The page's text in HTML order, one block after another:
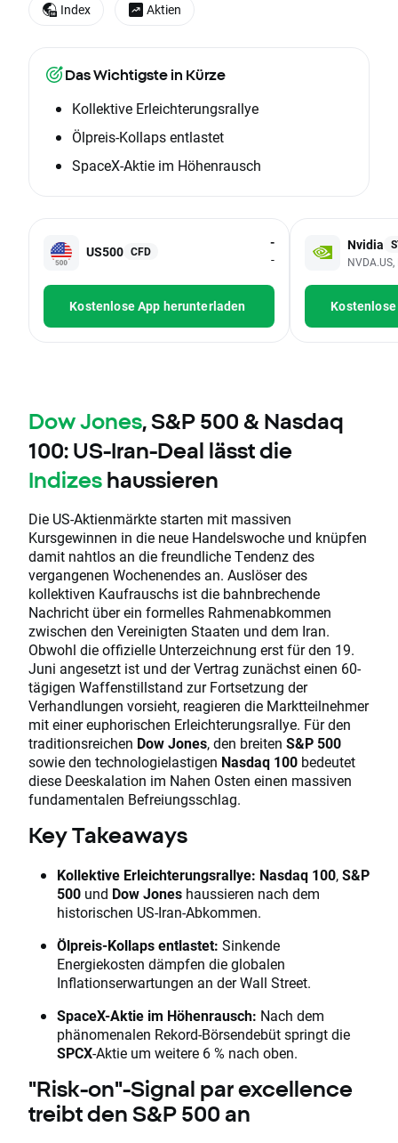
Das Wichtigste in Kürze
Kollektive Erleichterungsrallye
Ölpreis-Kollaps entlastet
SpaceX-Aktie im Höhenrausch
US500 CFD
-
-
Kostenlose App herunterladen
Nvidia
Dow Jones, S&P 500 & Nasdaq
100: US-Iran-Deal lässt die
Indizes haussieren
Die US-Aktienmärkte starten mit massiven
Kursgewinnen in die neue Handelswoche und knüpfen
damit nahtlos an die freundliche Tendenz des
vergangenen Wochenendes an. Auslöser des
kollektiven Kaufrauschs ist die bahnbrechende
Nachricht über ein formelles Rahmenabkommen
zwischen den Vereinigten Staaten und dem Iran.
Obwohl die offizielle Unterzeichnung erst für den 19.
Juni angesetzt ist und der Vertrag zunächst einen 60-
tägigen Waffenstillstand zur Fortsetzung der
Verhandlungen vorsieht, reagieren die Marktteilnehmer
mit einer euphorischen Erleichterungsrallye. Für den
traditionsreichen Dow Jones, den breiten S&P 500
sowie den technologielastigen Nasdaq 100 bedeutet
diese Deeskalation im Nahen Osten einen massiven
fundamentalen Befreiungsschlag.
Key Takeaways
Kollektive Erleichterungsrallye: Nasdaq 100,S&P
500 und Dow Jones haussieren nach dem
historischen US-Iran-Abkommen.
Ölpreis-Kollaps entlastet: Sinkende
Energiekosten dämpfen die globalen
Inflationserwartungen an der Wall Street.
SpaceX-Aktie im Höhenrausch: Nach dem
phänomenalen Rekord-Börsendebüt springt die
SPCX-Aktie um weitere 6 % nach oben.
"Risk-on"-Signal par excellence
treibt den S&P 500 an
Index Aktien